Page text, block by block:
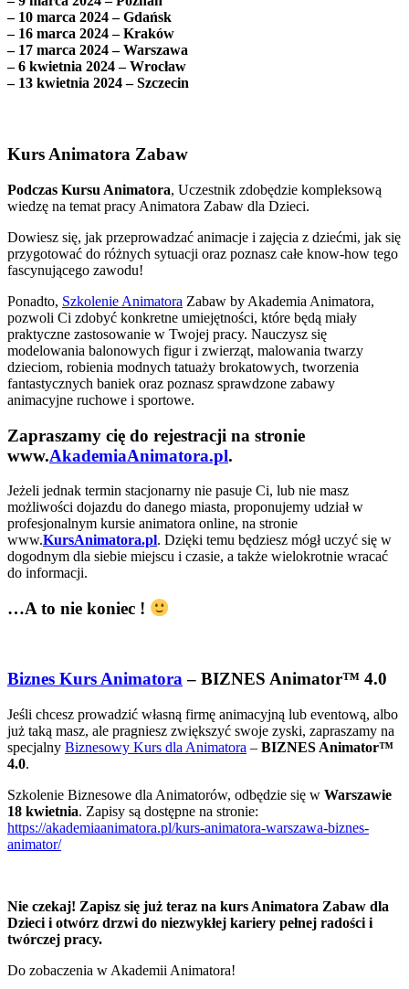
– 10 marca 2024 – Gdańsk
– 16 marca 2024 – Kraków
– 17 marca 2024 – Warszawa
– 6 kwietnia 2024 – Wrocław
– 13 kwietnia 2024 – Szczecin
Kurs Animatora Zabaw
Podczas Kursu Animatora, Uczestnik zdobędzie kompleksową
wiedzę na temat pracy Animatora Zabaw dla Dzieci.
Dowiesz się, jak przeprowadzać animacje i zajęcia z dziećmi, jak się
przygotować do różnych sytuacji oraz poznasz całe know-how tego
fascynującego zawodu!
Ponadto, Szkolenie Animatora Zabaw by Akademia Animatora,
pozwoli Ci zdobyć konkretne umiejętności, które będą miały
praktyczne zastosowanie w Twojej pracy. Nauczysz się
modelowania balonowych figur i zwierząt, malowania twarzy
dzieciom, robienia modnych tatuaży brokatowych, tworzenia
fantastycznych baniek oraz poznasz sprawdzone zabawy
animacyjne ruchowe i sportowe.
Zapraszamy cię do rejestracji na stronie
www.AkademiaAnimatora.pl.
Jeżeli jednak termin stacjonarny nie pasuje Ci, lub nie masz
możliwości dojazdu do danego miasta, proponujemy udział w
profesjonalnym kursie animatora online, na stronie
www.KursAnimatora.pl. Dzięki temu będziesz mógł uczyć się w
dogodnym dla siebie miejscu i czasie, a także wielokrotnie wracać
do informacji.
…A to nie koniec !
Biznes Kurs Animatora– BIZNES Animator™ 4.0
Jeśli chcesz prowadzić własną firmę animacyjną lub eventową, albo
już taką masz, ale pragniesz zwiększyć swoje zyski, zapraszamy na
specjalny Biznesowy Kurs dla Animatora – BIZNES Animator™
4.0.
Szkolenie Biznesowe dla Animatorów, odbędzie się w Warszawie
18 kwietnia. Zapisy są dostępne na stronie:
https://akademiaanimatora.pl/kurs-animatora-warszawa-biznes-
animator/
Nie czekaj! Zapisz się już teraz na kurs Animatora Zabaw dla
Dzieci i otwórz drzwi do niezwykłej kariery pełnej radości i
twórczej pracy.
Do zobaczenia w Akademii Animatora!